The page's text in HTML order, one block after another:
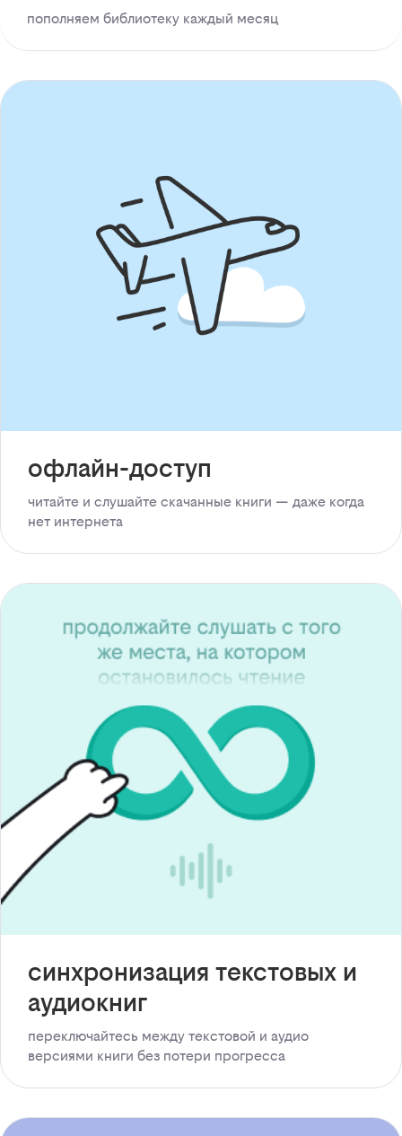
пополняем библиотеку каждый месяц
офлайн-доступ
читайте и слушайте скачанные книги — даже когда
нет интернета
синхронизация текстовых и
аудиокниг
переключайтесь между текстовой и аудио
версиями книги без потери прогресса